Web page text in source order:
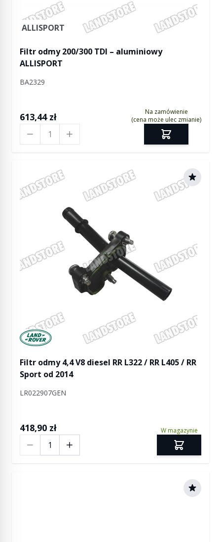
ALLISPORT
Filtr odmy 200/300 TDI – aluminiowy
ALLISPORT
BA2329
613,44 zł
Na zamówienie
(cena może ulec zmianie)
Manufactured by Land rover
Filtr odmy 4,4 V8 diesel RR L322 / RR L405 / RR
Sport od 2014
LR022907GEN
418,90 zł W magazynie